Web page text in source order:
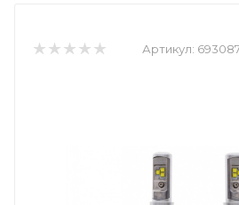
Артикул: